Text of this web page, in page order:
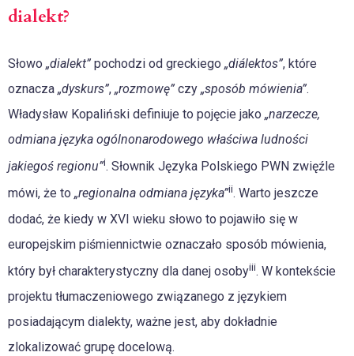
dialekt?
Słowo „dialekt” pochodzi od greckiego „diálektos”, które
oznacza „dyskurs”, „rozmowę” czy „sposób mówienia”.
Władysław Kopaliński definiuje to pojęcie jako „narzecze,
odmiana języka ogólnonarodowego właściwa ludności
jakiegoś regionu”i. Słownik Języka Polskiego PWN zwięźle
mówi, że to „regionalna odmiana języka”ii. Warto jeszcze
dodać, że kiedy w XVI wieku słowo to pojawiło się w
europejskim piśmiennictwie oznaczało sposób mówienia,
który był charakterystyczny dla danej osobyiii. W kontekście
projektu tłumaczeniowego związanego z językiem
posiadającym dialekty, ważne jest, aby dokładnie
zlokalizować grupę docelową.